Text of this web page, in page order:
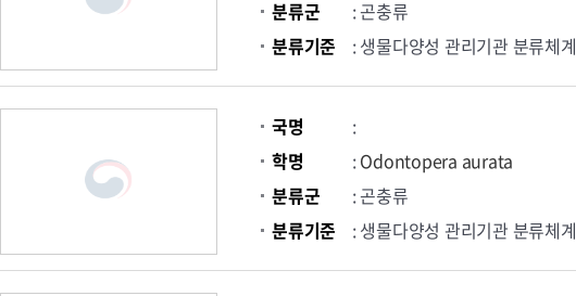
분류군
: 곤충류
분류기준
: 생물다양성 관리기관 분류체계
국명
:
학명
:Odontopera aurata
분류군
: 곤충류
분류기준
: 생물다양성 관리기관 분류체계